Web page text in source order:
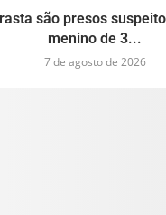
são presos
menino de 3...
7 de agosto de 2026